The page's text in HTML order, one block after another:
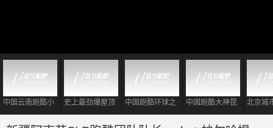
中国云南跑酷小
伙李道2015最佳
史上最劲爆屋顶
跑酷！硬汉自杀
中国跑酷环球之
旅第二站尼泊尔
中国跑酷大神昆
明极限穿越——
北京城
2015新